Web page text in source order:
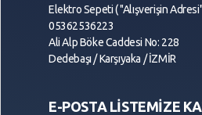
Elektro Sepeti ( "Alışverişin
05362536223
Ali Alp Böke Caddesi No: 228
Dedebaşı / Karşıyaka / İZMİR
E-POSTA LİSTEMİZE